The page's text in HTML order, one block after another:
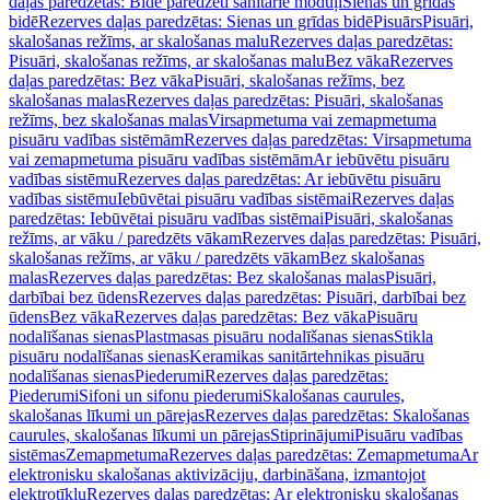
bidēRezerves daļas paredzētas: Sienas un grīdas bidēPisuārsPisuāri,
skalošanas režīms, ar skalošanas maluRezerves daļas paredzētas:
Pisuāri, skalošanas režīms, ar skalošanas maluBez vākaRezerves
daļas paredzētas: Bez vākaPisuāri, skalošanas režīms, bez
skalošanas malasRezerves daļas paredzētas: Pisuāri, skalošanas
režīms, bez skalošanas malasVirsapmetuma vai zemapmetuma
pisuāru vadības sistēmāmRezerves daļas paredzētas: Virsapmetuma
vai zemapmetuma pisuāru vadības sistēmāmAr iebūvētu pisuāru
vadības sistēmuRezerves daļas paredzētas: Ar iebūvētu pisuāru
vadības sistēmuIebūvētai pisuāru vadības sistēmaiRezerves daļas
paredzētas: Iebūvētai pisuāru vadības sistēmaiPisuāri, skalošanas
režīms, ar vāku / paredzēts vākamRezerves daļas paredzētas: Pisuāri,
skalošanas režīms, ar vāku / paredzēts vākamBez skalošanas
malasRezerves daļas paredzētas: Bez skalošanas malasPisuāri,
darbībai bez ūdensRezerves daļas paredzētas: Pisuāri, darbībai bez
ūdensBez vākaRezerves daļas paredzētas: Bez vākaPisuāru
nodalīšanas sienasPlastmasas pisuāru nodalīšanas sienasStikla
pisuāru nodalīšanas sienasKeramikas sanitārtehnikas pisuāru
nodalīšanas sienasPiederumiRezerves daļas paredzētas:
PiederumiSifoni un sifonu piederumiSkalošanas caurules,
skalošanas līkumi un pārejasRezerves daļas paredzētas: Skalošanas
caurules, skalošanas līkumi un pārejasStiprinājumiPisuāru vadības
sistēmasZemapmetumaRezerves daļas paredzētas: ZemapmetumaAr
elektronisku skalošanas aktivizāciju, darbināšana, izmantojot
elektrotīkluRezerves daļas paredzētas: Ar elektronisku skalošanas